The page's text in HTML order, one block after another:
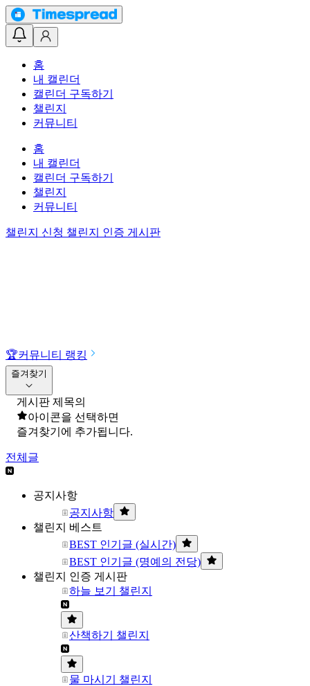
홈
내 캘린더
캘린더 구독하기
챌린지
커뮤니티
홈
내 캘린더
캘린더 구독하기
챌린지
커뮤니티
챌린지 신청 챌린지 인증 게시판
🏆커뮤니티 랭킹
즐겨찾기
게시판 제목의
아이콘을 선택하면
즐겨찾기에 추가됩니다.
전체글
공지사항
공지사항
챌린지 베스트
BEST 인기글 (실시간)
BEST 인기글 (명예의 전당)
챌린지 인증 게시판
하늘 보기 챌린지
산책하기 챌린지
물 마시기 챌린지